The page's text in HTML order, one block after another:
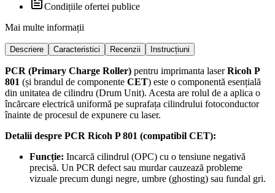
Condițiile ofertei publice
Mai multe informații
Descriere Caracteristici Recenzii Instrucțiuni
PCR (Primary Charge Roller) pentru imprimanta laserRicoh P
801 (și brandul de componente CET) este o componentă esențială
din unitatea de cilindru (Drum Unit). Acesta are rolul de a aplica o
încărcare electrică uniformă pe suprafața cilindrului fotoconductor
înainte de procesul de expunere cu laser.
Detalii despre PCR Ricoh P 801 (compatibil CET):
Funcție: Incarcă cilindrul (OPC) cu o tensiune negativă
precisă. Un PCR defect sau murdar cauzează probleme
vizuale precum dungi negre, umbre (ghosting) sau fundal gri.